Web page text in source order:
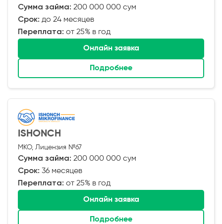
Сумма займа: 200 000 000 сум
Срок: до 24 месяцев
Переплата: от 25% в год
Онлайн заявка
Подробнее
ISHONCH
МКО, Лицензия №67
Сумма займа: 200 000 000 сум
Срок: 36 месяцев
Переплата: от 25% в год
Онлайн заявка
Подробнее